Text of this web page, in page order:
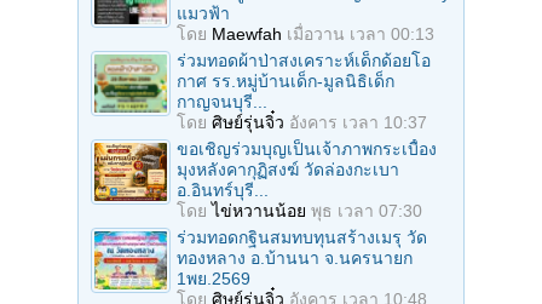
แมวฟ้า
โดย Maewfah เมื่อวาน เวลา 00:13
ร่วมทอดผ้าป่าสงเคราะห์เด็กด้อยโอ
กาศ รร.หมู่บ้านเด็ก-มูลนิธิเด็ก
กาญจนบุรี...
โดย ศิษย์รุ่นจิ๋ว อังคาร เวลา 10:37
ขอเชิญร่วมบุญเป็นเจ้าภาพกระเบื้อง
มุงหลังคากุฏิสงฆ์ วัดล่องกะเบา
อ.อินทร์บุรี...
โดยไข่หวานน้อย พุธ เวลา 07:30
ร่วมทอดกฐินสมทบทุนสร้างเมรุ วัด
ทองหลาง อ.บ้านนา จ.นครนายก
1พย.2569
โดย ศิษย์รุ่นจิ๋ว อังคาร เวลา 10:48